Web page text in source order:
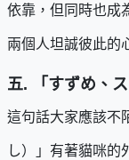
依靠，但同時也成
兩個人坦誠彼此的
五. 「すずめ、ス
這句話大家應該不
し）」有著貓咪的